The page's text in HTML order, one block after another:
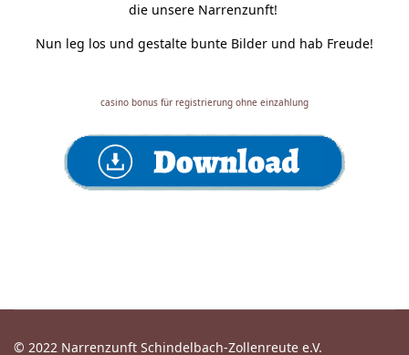
die unsere Narrenzunft!
Nun leg los und gestalte bunte Bilder und hab Freude!
casino bonus für registrierung ohne einzahlung
© 2022 Narrenzunft Schindelbach-Zollenreute e.V.